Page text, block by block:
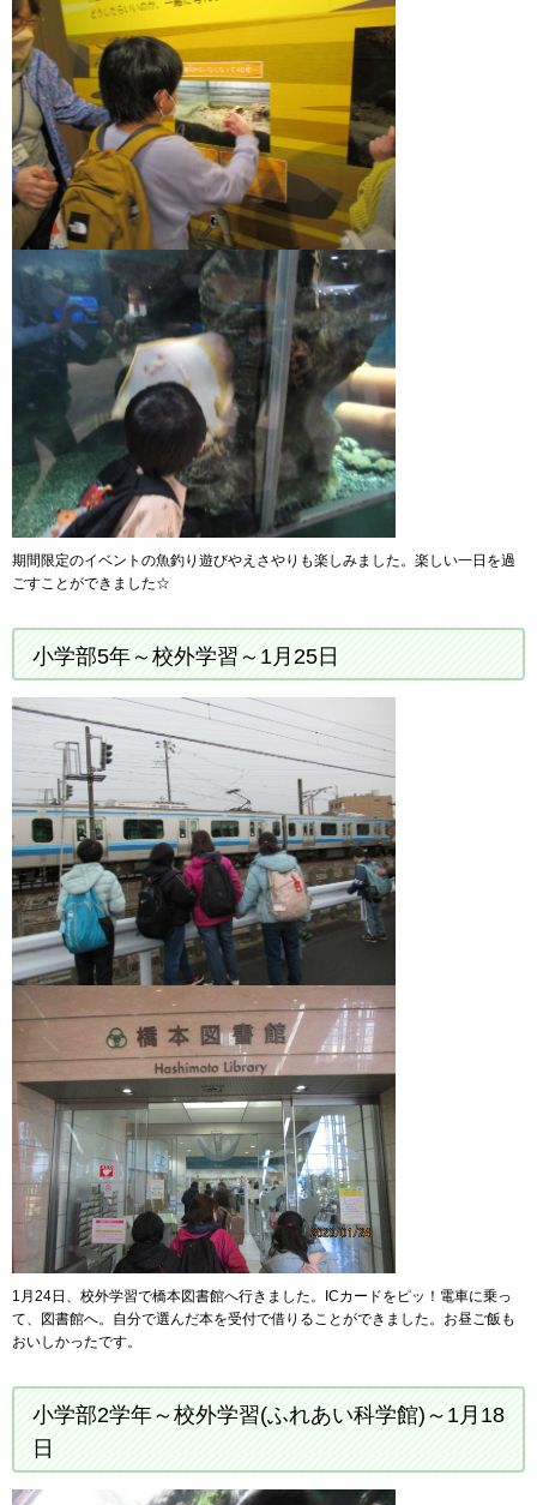
期間限定のイベントの魚釣り遊びやえさやりも楽しみました。楽しい一日を過
ごすことができました☆
小学部5年～校外学習～1月25日
1月24日、校外学習で橋本図書館へ行きました。ICカードをピッ！電車に乗っ
て、図書館へ。自分で選んだ本を受付で借りることができました。お昼ご飯も
おいしかったです。
小学部2学年～校外学習(ふれあい科学館)～1月18
日